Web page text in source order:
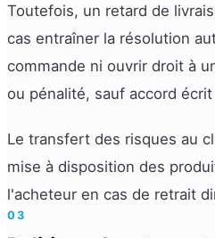
Toutefois, un retard de
cas entraîner la résolution
commande ni ouvrir droit à
ou pénalité, sauf accord écrit
Le transfert des risques au
mise à disposition des
l'acheteur en cas de retrait
03